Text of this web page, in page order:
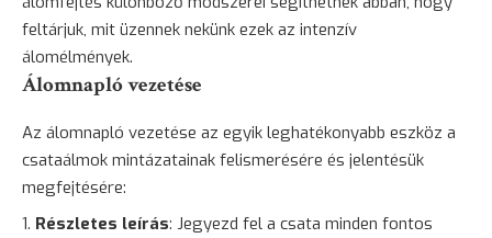
feltárjuk, mit üzennek nekünk ezek az intenzív
álomélmények.
Álomnapló vezetése
Az álomnapló vezetése az egyik leghatékonyabb eszköz a
csataálmok mintázatainak felismerésére és jelentésük
megfejtésére:
Részletes leírás: Jegyezd fel a csata minden fontos